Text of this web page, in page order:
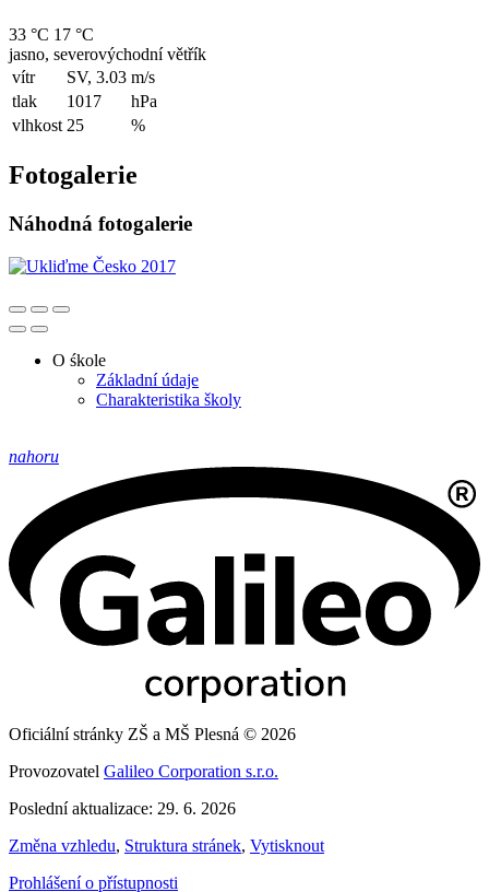
33 °C 17 °C
jasno, severovýchodní větřík
vítr
SV, 3.03 m/s
tlak
1017
hPa
vlhkost 25 %
Fotogalerie
Náhodná fotogalerie
O śkole
Základní údaje
Charakteristika školy
nahoru
Oficiální stránky ZŠ a MŠ Plesná © 2026
Provozovatel Galileo Corporation s.r.o.
Poslední aktualizace: 29. 6. 2026
Změna vzhledu, Struktura stránek, Vytisknout
Prohlášení o přístupnosti